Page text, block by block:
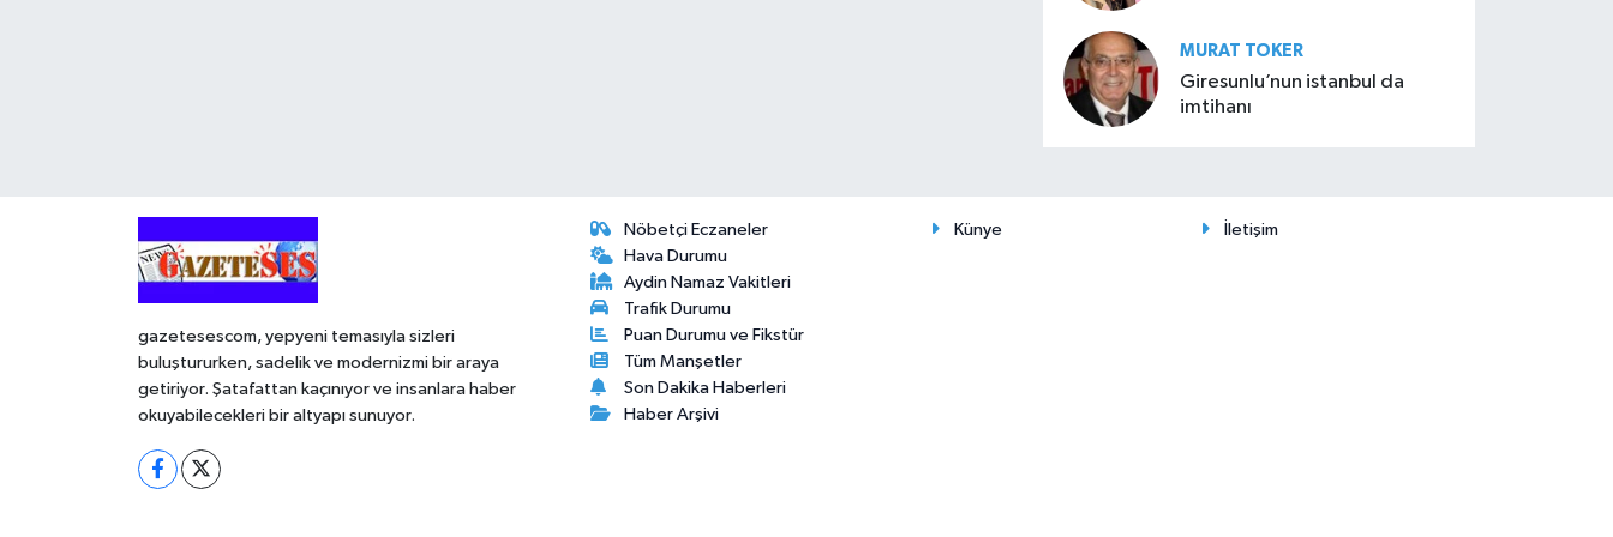
MURAT TOKER
Giresunlu’nun istanbul da
imtihanı
gazetesescom, yepyeni temasıyla sizleri
buluştururken, sadelik ve modernizmi bir araya
getiriyor. Şatafattan kaçınıyor ve insanlara haber
okuyabilecekleri bir altyapı sunuyor.
Nöbetçi Eczaneler
Hava Durumu
Aydin Namaz Vakitleri
Trafik Durumu
Puan Durumu ve Fikstür
Tüm Manşetler
Son Dakika Haberleri
Haber Arşivi
Künye İletişim